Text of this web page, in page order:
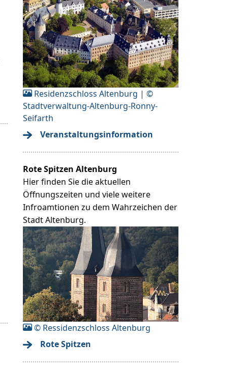
Residenzschloss Altenburg | ©
Stadtverwaltung-Altenburg-Ronny-
Seifarth
Veranstaltungsinformation
Rote Spitzen Altenburg
Hier finden Sie die aktuellen
Öffnungszeiten und viele weitere
Infroamtionen zu dem Wahrzeichen der
Stadt Altenburg.
© Ressidenzschloss Altenburg
Rote Spitzen